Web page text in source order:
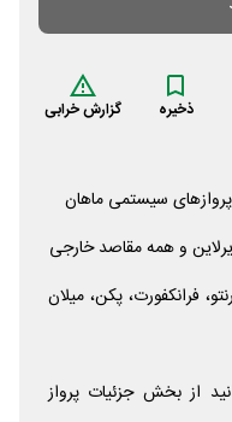
ذخیره گزارش خرابی
پروازهای سیستمی ماهان
فرانکفورت، پکن، میلان
از بخش جزئیات پرواز